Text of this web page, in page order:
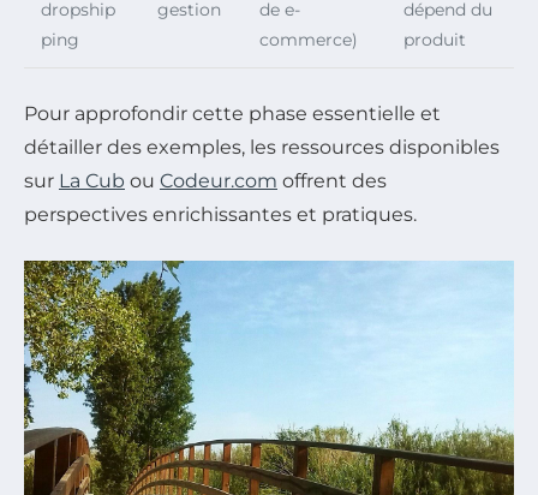
dropship
ping
gestion
de e-
commerce)
dépend du
produit
Pour approfondir cette phase essentielle et
détailler des exemples, les ressources disponibles
sur La Cub ou Codeur.com offrent des
perspectives enrichissantes et pratiques.